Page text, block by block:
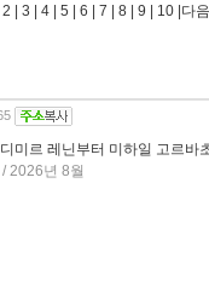
2 3 4 5 6 7 8 9 10 다음
미르 레닌부터 미하일 고르바
2026년 8월